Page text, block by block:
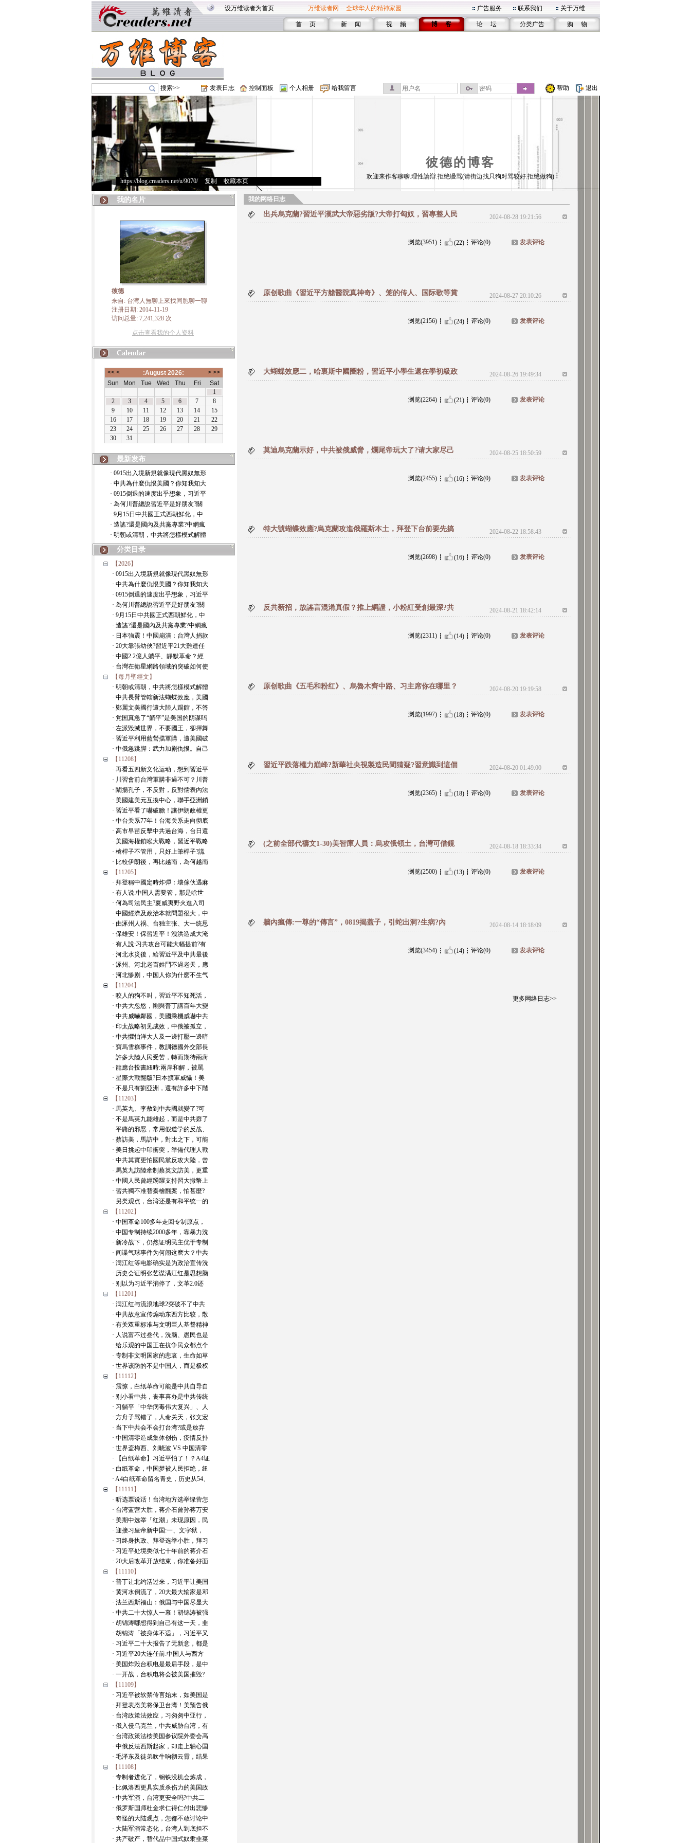
设万维读者为首页 万维读者网 -- 全球华人的精神家园 广告服务 联系我们 关于万维
首 页 新 闻 视 频 博 客 论 坛 分类广告 购 物
搜索>> 发表日志 控制面板 个人相册 给我留言 帮助 退出
彼德的博客
https://blog.creaders.net/u/9070/> 复制 收藏本页
欢迎来作客聊聊.理性論辯.拒绝谩骂(请街边找只狗对骂较好.拒绝做狗)
我的名片
彼德
来自: 台湾人無聊上來找同胞聊一聊
注册日期: 2014-11-19
访问总量: 7,241,328 次
点击查看我的个人资料
Calendar
最新发布
· 0915出入境新規就像現代黑奴無形
· 中共為什麼仇恨美國？你知我知大
· 0915倒退的速度出乎想象，习近平
· 為何川普總說習近平是好朋友?關
· 9月15日中共國正式西朝鮮化，中
· 造謠?還是國內及共黨專業?中網瘋
· 明朝或清朝，中共將怎樣模式解體
分类目录
【2026】
· 0915出入境新規就像現代黑奴無形
· 中共為什麼仇恨美國？你知我知大
· 0915倒退的速度出乎想象，习近平
· 為何川普總說習近平是好朋友?關
· 9月15日中共國正式西朝鮮化，中
· 造謠?還是國內及共黨專業?中網瘋
· 日本強震！中國崩潰：台灣人捐款
· 20大靠張幼俠?習近平21大難連任
· 中國2.2億人躺平、靜默革命？經
· 台灣在衛星網路領域的突破如何使
【每月聖經文】
· 明朝或清朝，中共將怎樣模式解體
· 中共長臂管轄新法蝴蝶效應，美國
· 鄭麗文美國行遭大陸人踢館，不答
· 党国真急了“躺平”是美国的阴谋吗
· 左派毀滅世界，不要國王，卻揮舞
· 習近平利用藍營擋軍購，遭美國破
· 中俄急跳脚：武力加剧仇恨。自己
【11208】
· 再看五四新文化运动，想到習近平
· 川習會前台灣軍購非過不可？川普
· 闡揚孔子，不反對，反對儒表內法
· 美國建美元互換中心，聯手亞洲鎖
· 習近平看了嚇破膽！讓伊朗政權更
· 中台关系77年！台海关系走向彻底
· 高市早苗反擊中共過台海，台日還
· 美國海權鎖喉大戰略，習近平戰略
· 槍桿子不管用，只好上筆桿子?謊
· 比較伊朗後，再比越南，為何越南
【11205】
· 拜登稱中國定時炸彈：壞傢伙遇麻
· 有人说:中国人需要管，那是啥世
· 何為司法民主?夏威夷野火進入司
· 中國經濟及政治本就問題很大，中
· 由涿州人祸、台独主张、大一统思
· 保雄安！保習近平！洩洪造成大淹
· 有人說:习共攻台可能大幅提前?有
· 河北水災後，給習近平及中共最後
· 涿州、河北老百姓鬥不過老天，應
· 河北惨剧，中国人你为什麽不生气
【11204】
· 咬人的狗不叫，習近平不知死活，
· 中共大忽悠，剛與普丁講百年大變
· 中共威嚇鄰國，美國乘機威嚇中共
· 印太战略初见成效，中俄被孤立，
· 中共懼怕洋大人及一邊打壓一邊暗
· 寶馬雪糕事件，教訓德國外交部長
· 許多大陸人民受苦，轉而期待兩蔣
· 龍應台投書紐時:兩岸和解，被罵
· 星際大戰翻版?日本擴軍威懾！美
· 不是只有劉亞洲，還有許多中下階
【11203】
· 馬英九、李敖到中共國就變了?可
· 不是馬英九能雄起，而是中共孬了
· 平庸的邪恶，常用假道学的反战、
· 蔡訪美，馬訪中，對比之下，可能
· 美日挑起中印衝突，準備代理人戰
· 中共其實更怕國民黨反攻大陸，曾
· 馬英九訪陸牽制蔡英文訪美，更重
· 中國人民曾經踴躍支持習大撒幣上
· 習共獨不准替秦檜翻案，怕甚麼?
· 另类观点，台湾还是有和平统一的
【11202】
· 中国革命100多年走回专制原点，
· 中国专制持续2000多年，靠暴力洗
· 新冷战下，仍然证明民主优于专制
· 间谍气球事件为何闹这麽大？中共
· 满江红等电影确实是为政治宣传洗
· 历史会证明张艺谋满江红是思想脑
· 别以为习近平消停了，文革2.0还
【11201】
· 满江红与流浪地球2突破不了中共
· 中共故意宣传煽动东西方比较，散
· 有关双重标准与文明巨人基督精神
· 人说富不过叁代，洗脑、愚民也是
· 给乐观的中国正在抗争民众都点个
· 专制非文明国家的悲哀，生命如草
· 世界该防的不是中国人，而是极权
【11112】
· 震惊，白纸革命可能是中共自导自
· 别小看中共，丧事喜办是中共传统
· 习躺平「中华病毒伟大复兴」、人
· 方舟子骂错了，人命关天，张文宏
· 当下中共会不会打台湾?或是放弃
· 中国清零造成集体创伤，疫情反扑
· 世界盃梅西、刘晓波 VS 中国清零
· 【白纸革命】习近平怕了！？A4证
· 白纸革命，中国梦被人民拒绝，纽
· A4白纸革命留名青史，历史从54、
【11111】
· 听选票说话！台湾地方选举绿营怎
· 台湾蓝营大胜，蒋介石曾孙蒋万安
· 美期中选举「红潮」未现原因，民
· 迎接习皇帝新中国:一、文字狱，
· 习终身执政、拜登选举小胜，拜习
· 习近平处境类似七十年前的蒋介石
· 20大后改革开放结束，你准备好面
【11110】
· 普丁让北约活过来，习近平让美国
· 黄河水倒流了，20大最大输家是邓
· 法兰西斯福山：俄国与中国尽显大
· 中共二十大惊人一幕！胡锦涛被强
· 胡锦涛哪想得到自己有这一天，韭
· 胡锦涛「被身体不适」，习近平又
· 习近平二十大报告了无新意，都是
· 习近平20大连任前:中国人与西方
· 美国炸毁台积电是最后手段，是中
· 一开战，台积电将会被美国摧毁?
【11109】
· 习近平被软禁传言始末，如美国是
· 拜登表态美将保卫台湾！美预告俄
· 台湾政策法效应，习匆匆中亚行，
· 俄入侵乌克兰，中共威胁台湾，有
· 台湾政策法桉美国参议院外委会高
· 中俄反法西斯起家，却走上轴心国
· 毛泽东及徒弟吹牛响彻云霄，结果
【11108】
· 专制者进化了，钢铁没机会炼成，
· 比佩洛西更具实质杀伤力的美国政
· 中共军演，台湾更安全吗?中共二
· 俄罗斯国师杜金求仁得仁付出悲惨
· 奇怪的大陆观点，怎都不敢讨论中
· 大陆军演常态化，台湾人到底担不
· 共产破产，替代品中国式奴隶韭菜
我的网络日志
出兵烏克蘭?習近平漢武大帝惡劣版?大帝打匈奴，習專整人民 2024-08-28 19:21:56
浏览(3951) (22) 评论(0) 发表评论
原创歌曲《習近平方艙醫院真神奇》、笼的传人、国际歌等賞 2024-08-27 20:10:26
浏览(2156) (24) 评论(0) 发表评论
大蝴蝶效應二，哈裏斯中國圈粉，習近平小學生還在學初級政 2024-08-26 19:49:34
浏览(2264) (21) 评论(0) 发表评论
莫迪烏克蘭示好，中共被俄威脅，爛尾帝玩大了?请大家尽己 2024-08-25 18:50:59
浏览(2455) (16) 评论(0) 发表评论
特大號蝴蝶效應?烏克蘭攻進俄羅斯本土，拜登下台前要先搞 2024-08-22 18:58:43
浏览(2698) (16) 评论(0) 发表评论
反共新招，放謠言混淆真假？推上網證，小粉紅受創最深?共 2024-08-21 18:42:14
浏览(2311) (14) 评论(0) 发表评论
原创歌曲《五毛和粉红》、烏魯木齊中路、习主席你在哪里？ 2024-08-20 19:19:58
浏览(1997) (18) 评论(0) 发表评论
習近平跌落權力巔峰?新華社央視製造民間猜疑?習意識到這個 2024-08-20 01:49:00
浏览(2365) (18) 评论(0) 发表评论
(之前全部代禱文1-30)美智庫人員：烏攻俄領土，台灣可借鏡 2024-08-18 18:33:34
浏览(2500) (13) 评论(0) 发表评论
牆內瘋傳:一尊的“傳言”，0819揭蓋子，引蛇出洞?生病?內 2024-08-14 18:18:09
浏览(3454) (14) 评论(0) 发表评论
更多网络日志>>